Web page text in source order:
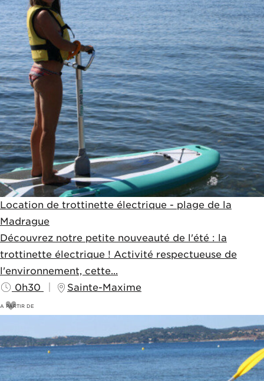
Location de trottinette électrique - plage de la
Madrague
Découvrez notre petite nouveauté de l'été : la
trottinette électrique ! Activité respectueuse de
l'environnement, cette...
0h30
Sainte-Maxime
A PARTIR DE
30€